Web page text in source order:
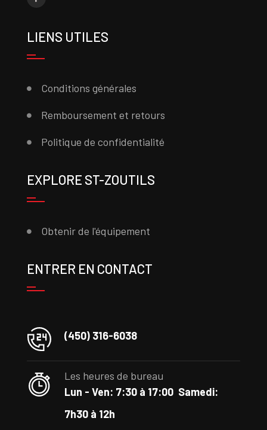
LIENS UTILES
Conditions générales
Remboursement et retours
Politique de confidentialité
EXPLORE ST-ZOUTILS
Obtenir de l'équipement
ENTRER EN CONTACT
(450) 316-6038
Les heures de bureau
Lun - Ven: 7:30 à 17:00 Samedi:
7h30 à 12h